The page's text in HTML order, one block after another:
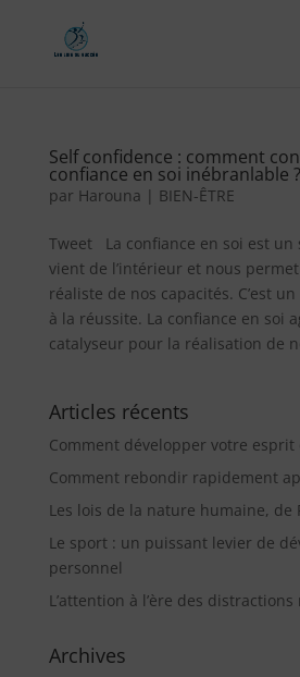
Self confidence : comment
confiance en soi inébranlable ?
par Harouna | BIEN-ÊTRE
Tweet La confiance en soi est un
vient de l’intérieur et nous permet
réaliste de nos capacités. C’est
à la réussite. La confiance en soi
catalyseur pour la réalisation de
Articles récents
Comment développer votre esprit
Comment rebondir rapidement
Les lois de la nature humaine, de
Le sport : un puissant levier de
personnel
L’attention à l’ère des
Archives